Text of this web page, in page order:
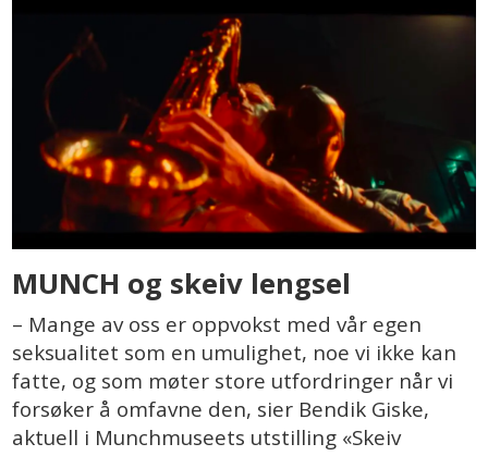
MUNCH og skeiv lengsel
– Mange av oss er oppvokst med vår egen
seksualitet som en umulighet, noe vi ikke kan
fatte, og som møter store utfordringer når vi
forsøker å omfavne den, sier Bendik Giske,
aktuell i Munchmuseets utstilling «Skeiv